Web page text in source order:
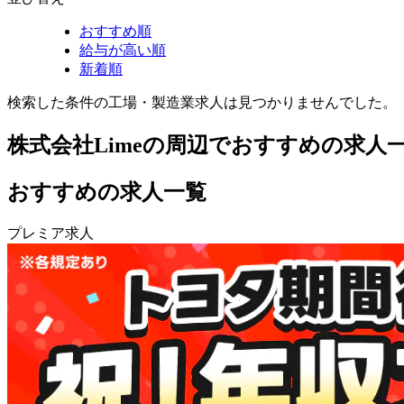
おすすめ順
給与が高い順
新着順
検索した条件の工場・製造業求人は見つかりませんでした。
株式会社Limeの周辺でおすすめの求人
おすすめの求人一覧
プレミア求人